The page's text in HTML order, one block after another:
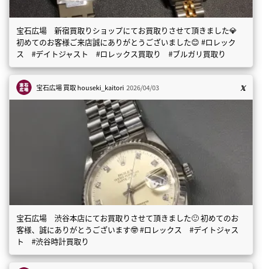
宝石広場 新宿買取りショップにてお買取りさせて頂きました💎
初めてのお客様ご来店誠にありがとうございました😊 #ロレック
ス #デイトジャスト #ロレックス買取り #ブルガリ買取り
宝石広場 買取houseki_kaitori 2026/04/03
宝石広場 渋谷本店にてお買取りさせて頂きました🙂 初めてのお
客様、誠にありがとうございます🤓 #ロレックス #デイトジャス
ト #渋谷時計買取り